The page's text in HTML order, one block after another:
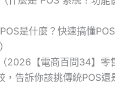
是什麼？快速搞懂
2026【電商百問34】零
，告訴你該挑傳統POS還